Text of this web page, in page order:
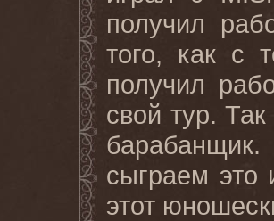
получил
того, как с
получил
свой тур.
сыграем это
этот